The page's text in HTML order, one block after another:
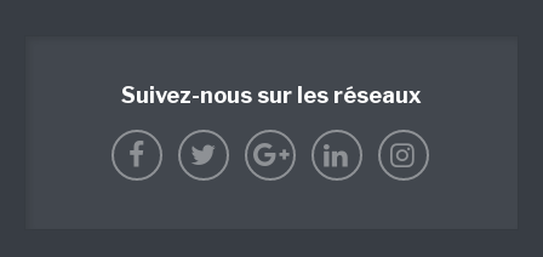
Suivez-nous sur les réseaux